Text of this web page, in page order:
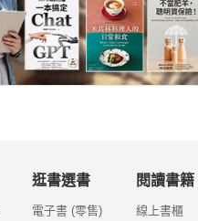
逛書選書
電子書 (零售)
閱讀書籍
線上書櫃